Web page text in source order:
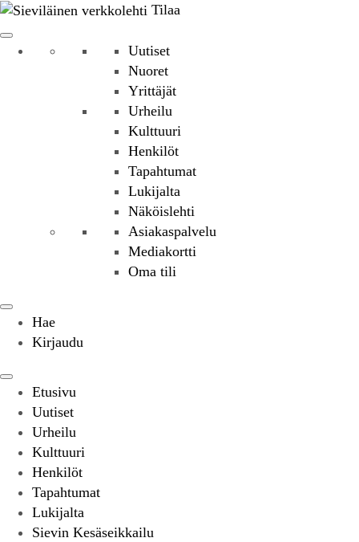
Tilaa
Uutiset
Nuoret
Yrittäjät
Urheilu
Kulttuuri
Henkilöt
Tapahtumat
Lukijalta
Näköislehti
Asiakaspalvelu
Mediakortti
Oma tili
Hae
Kirjaudu
Etusivu
Uutiset
Urheilu
Kulttuuri
Henkilöt
Tapahtumat
Lukijalta
Sievin Kesäseikkailu